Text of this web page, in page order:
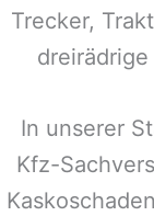
Trecker,
In unserer
Kfz-